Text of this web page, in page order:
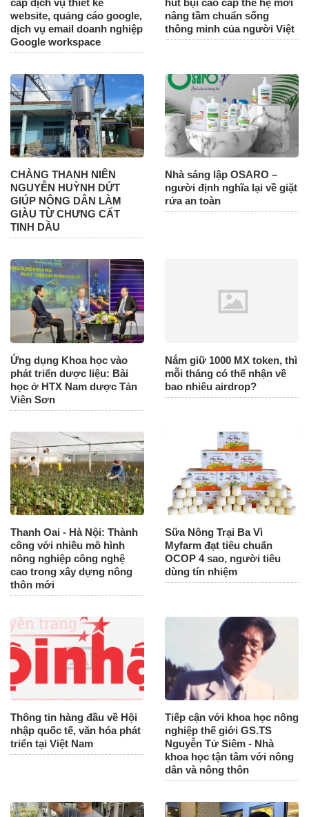
cấp dịch vụ thiết kế
website, quảng cáo google,
dịch vụ email doanh nghiệp
Google workspace
hút bụi cao cấp thế hệ mới
nâng tầm chuẩn sống
thông minh của người Việt
CHÀNG THANH NIÊN
NGUYỄN HUỲNH DỨT
GIÚP NÔNG DÂN LÀM
GIÀU TỪ CHƯNG CẤT
TINH DẦU
Nhà sáng lập OSARO –
người định nghĩa lại về giặt
rửa an toàn
Ứng dụng Khoa học vào
phát triển dược liệu: Bài
học ở HTX Nam dược Tản
Viên Sơn
Nắm giữ 1000 MX token, thì
mỗi tháng có thể nhận về
bao nhiêu airdrop?
Thanh Oai - Hà Nội: Thành
công với nhiều mô hình
nông nghiệp công nghệ
cao trong xây dựng nông
thôn mới
Sữa Nông Trại Ba Vì
Myfarm đạt tiêu chuẩn
OCOP 4 sao, người tiêu
dùng tín nhiệm
Thông tin hàng đầu về Hội
nhập quốc tế, văn hóa phát
triển tại Việt Nam
Tiếp cận với khoa học nông
nghiệp thế giới GS.TS
Nguyễn Tử Siêm - Nhà
khoa học tận tâm với nông
dân và nông thôn